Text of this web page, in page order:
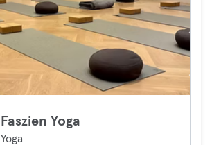
Faszien Yoga
Yoga